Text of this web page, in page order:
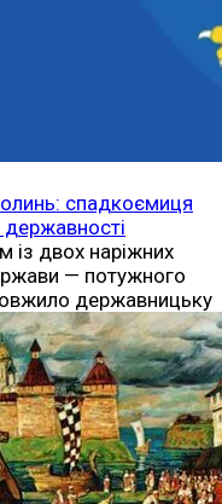
спадкоємиця
державності
із двох наріжних
— потужного
державницьку